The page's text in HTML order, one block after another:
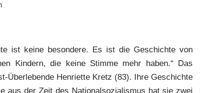
ist keine besondere. Es ist die Geschichte von
Kindern, die keine Stimme mehr haben.“ Das
Überlebende Henriette Kretz (83). Ihre Geschichte
aus der Zeit des Nationalsozialismus hat sie zwei